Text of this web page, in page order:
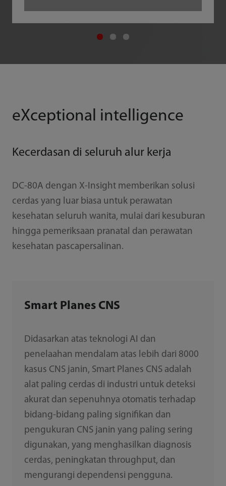
eXceptional intelligence
Kecerdasan di seluruh alur kerja
DC-80A dengan X-Insight memberikan solusi
cerdas yang luar biasa untuk perawatan
kesehatan seluruh wanita, mulai dari kesuburan
hingga pemeriksaan pranatal dan perawatan
kesehatan pascapersalinan.
Smart Planes CNS
Didasarkan atas teknologi AI dan
penelaahan mendalam atas lebih dari 8000
kasus CNS janin, Smart Planes CNS adalah
alat paling cerdas di industri untuk deteksi
akurat dan sepenuhnya otomatis terhadap
bidang-bidang paling signifikan dan
pengukuran CNS janin yang paling sering
digunakan, yang menghasilkan diagnosis
cerdas, peningkatan throughput, dan
mengurangi dependensi pengguna.